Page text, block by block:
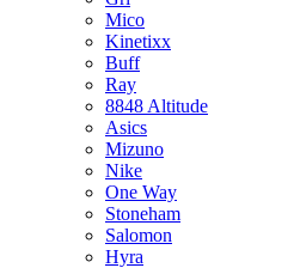
Mico
Kinetixx
Buff
Ray
8848 Altitude
Asics
Mizuno
Nike
One Way
Stoneham
Salomon
Hyra